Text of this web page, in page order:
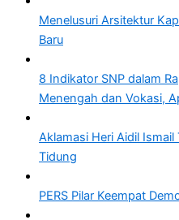
Menelusuri Arsitektur
Baru
8 Indikator SNP dalam
Menengah dan Vokasi,
Aklamasi Heri Aidil Ismail
Tidung
PERS Pilar Keempat